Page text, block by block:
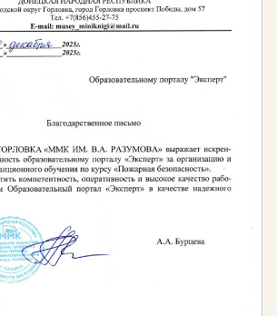
зданий и помещений, в
люди, планы по
условий труда и т. д.